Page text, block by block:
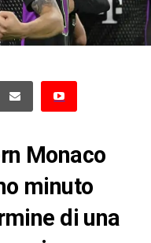
Monaco
minuto
di una